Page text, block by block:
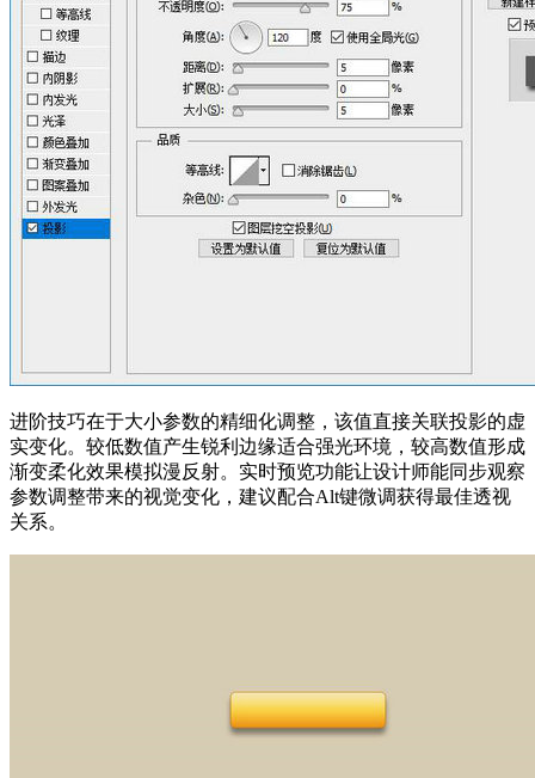
进阶技巧在于大小参数的精细化调整，该值直接关联投影的虚
实变化。较低数值产生锐利边缘适合强光环境，较高数值形成
渐变柔化效果模拟漫反射。实时预览功能让设计师能同步观察
参数调整带来的视觉变化，建议配合Alt键微调获得最佳透视
关系。